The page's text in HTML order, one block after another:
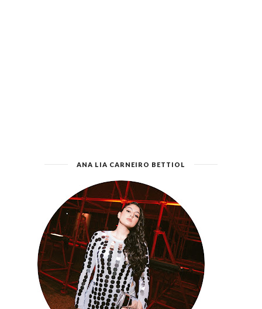
ANA LIA CARNEIRO BETTIOL